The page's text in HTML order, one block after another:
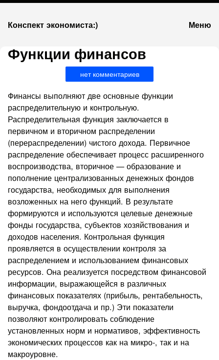
Конспект экономиста:) Меню
Функции финансов
нет комментариев
Финансы выполняют две основные функции
распределительную и контрольную.
Распределительная функция заключается в
первичном и вторичном распределении
(перераспределении) чистого дохода. Первичное
распределение обеспечивает процесс расширенного
воспроизводства, вторичное — образование и
пополнение централизованных денежных фондов
государства, необходимых для выполнения
возложенных на него функций. В результате
формируются и используются целевые денежные
фонды государства, субъектов хозяйствования и
доходов населения. Контрольная функция
проявляется в осуществлении контроля за
распределением и использованием финансовых
ресурсов. Она реализуется посредством финансовой
информации, выражающейся в различных
финансовых показателях (прибыль, рентабельность,
выручка, фондоотдача и пр.) Эти показатели
позволяют контролировать соблюдение
установленных норм и нормативов, эффективность
экономических процессов как на микро-, так и на
макроуровне.